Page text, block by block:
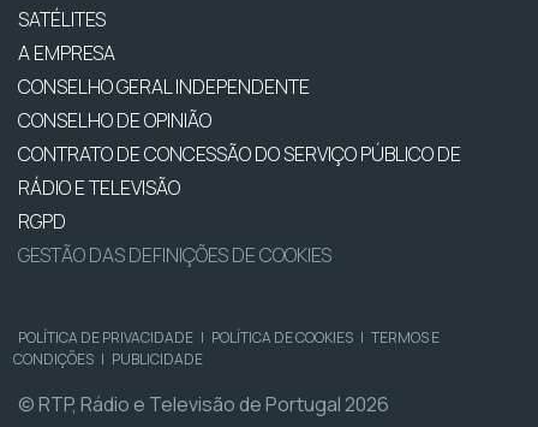
SATÉLITES
A EMPRESA
CONSELHO GERAL INDEPENDENTE
CONSELHO DE OPINIÃO
CONTRATO DE CONCESSÃO DO SERVIÇO PÚBLICO DE
RÁDIO E TELEVISÃO
RGPD
GESTÃO DAS DEFINIÇÕES DE COOKIES
POLÍTICA DE PRIVACIDADE | POLÍTICA DE COOKIES | TERMOS E
CONDIÇÕES | PUBLICIDADE
© RTP, Rádio e Televisão de Portugal 2026